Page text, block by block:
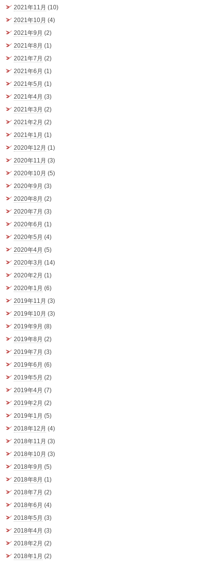
2021年11月 (10)
2021年10月 (4)
2021年9月 (2)
2021年8月 (1)
2021年7月 (2)
2021年6月 (1)
2021年5月 (1)
2021年4月 (3)
2021年3月 (2)
2021年2月 (2)
2021年1月 (1)
2020年12月 (1)
2020年11月 (3)
2020年10月 (5)
2020年9月 (3)
2020年8月 (2)
2020年7月 (3)
2020年6月 (1)
2020年5月 (4)
2020年4月 (5)
2020年3月 (14)
2020年2月 (1)
2020年1月 (6)
2019年11月 (3)
2019年10月 (3)
2019年9月 (8)
2019年8月 (2)
2019年7月 (3)
2019年6月 (6)
2019年5月 (2)
2019年4月 (7)
2019年2月 (2)
2019年1月 (5)
2018年12月 (4)
2018年11月 (3)
2018年10月 (3)
2018年9月 (5)
2018年8月 (1)
2018年7月 (2)
2018年6月 (4)
2018年5月 (3)
2018年4月 (3)
2018年2月 (2)
2018年1月 (2)